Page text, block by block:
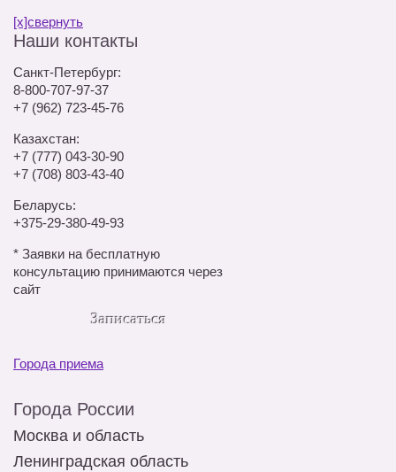
[x]свернуть
Наши контакты
Санкт-Петербург:
8-800-707-97-37
+7 (962) 723-45-76
Казахстан:
+7 (777) 043-30-90
+7 (708) 803-43-40
Беларусь:
+375-29-380-49-93
* Заявки на бесплатную
консультацию принимаются через
сайт
Записаться
Города приема
Города России
Москва и область
Ленинградская область